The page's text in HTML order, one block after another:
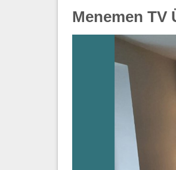
Menemen TV